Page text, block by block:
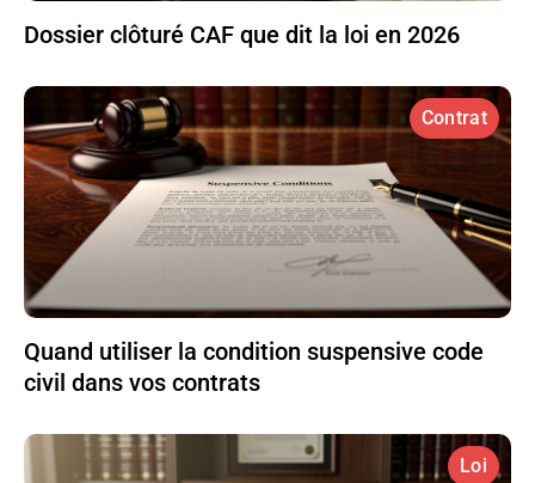
Dossier clôturé CAF que dit la loi en 2026
Contrat
Quand utiliser la condition suspensive code
civil dans vos contrats
Loi